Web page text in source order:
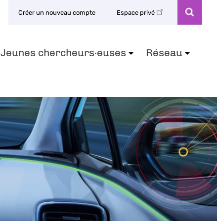
Créer un nouveau compte Espace privé
Jeunes chercheurs·euses Réseau